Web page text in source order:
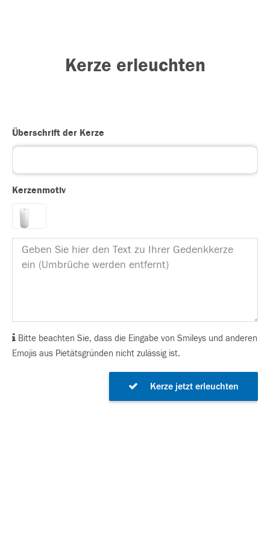
Kerze erleuchten
Überschrift der Kerze
Kerzenmotiv
Bitte beachten Sie, dass die Eingabe von Smileys und anderen
Emojis aus Pietätsgründen nicht zulässig ist.
Kerze jetzt erleuchten